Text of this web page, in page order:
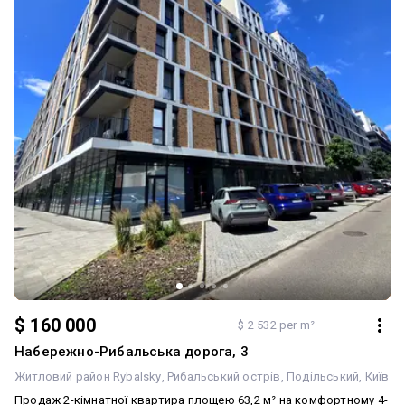
від підбору об’єкта до оформлення угоди. СуперЕксперти
нерухомості допоможуть вам придбати житло — звертайтеся. Ми
поруч, щоб ви знайшли найкраще.
$ 160 000 $ 2 532 per m²
Набережно-Рибальська дорога, 3
Житловий район Rybalsky Рибальський острів Подільський Київ
Продаж 2-кімнатної квартира площею 63,2 м² на комфортному 4-